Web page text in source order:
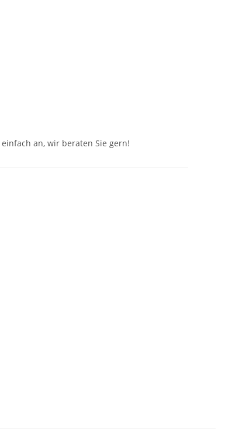
an, wir beraten Sie gern!